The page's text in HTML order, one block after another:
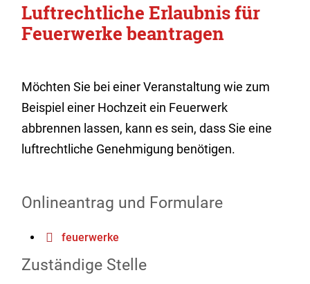
Luftrechtliche Erlaubnis für
Feuerwerke beantragen
Möchten Sie bei einer Veranstaltung wie zum
Beispiel einer Hochzeit ein Feuerwerk
abbrennen lassen, kann es sein, dass Sie eine
luftrechtliche Genehmigung benötigen.
Onlineantrag und Formulare
feuerwerke
Zuständige Stelle